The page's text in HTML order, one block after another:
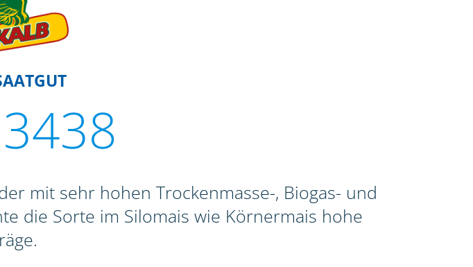
mit sehr hohen Trockenmasse-, Biogas- und
die Sorte im Silomais wie Körnermais hohe